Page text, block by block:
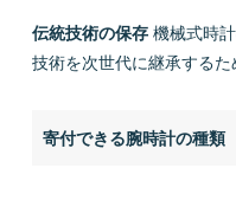
伝統技術の保存機械式時
技術を次世代に継承するた
寄付できる腕時計の種類